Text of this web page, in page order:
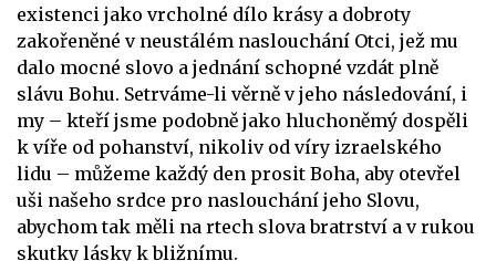
existenci jako vrcholné dílo krásy a dobroty
zakořeněné v neustálém naslouchání Otci, jež mu
dalo mocné slovo a jednání schopné vzdát plně
slávu Bohu. Setrváme-li věrně v jeho následování, i
my – kteří jsme podobně jako hluchoněmý dospěli
k víře od pohanství, nikoliv od víry izraelského
lidu – můžeme každý den prosit Boha, aby otevřel
uši našeho srdce pro naslouchání jeho Slovu,
abychom tak měli na rtech slova bratrství a v rukou
skutky lásky k bližnímu.